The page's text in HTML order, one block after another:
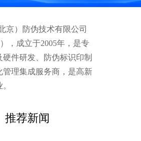
京）防伪技术有限公司
，成立于2005年，是专
件研发、防伪标识印制
理集成服务商，是高新
推荐新闻